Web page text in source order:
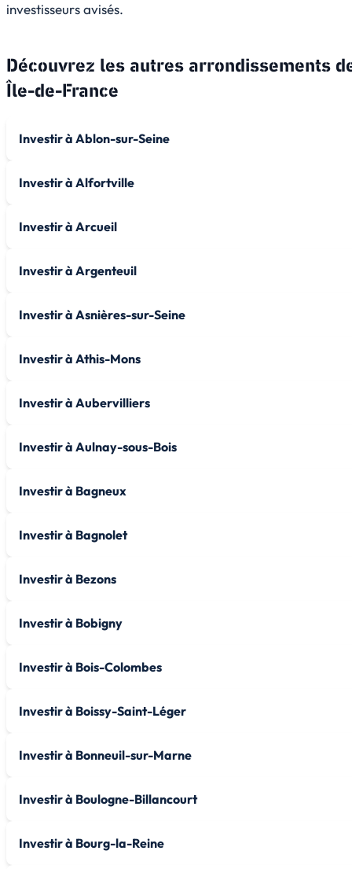
investisseurs avisés.
Découvrez les autres arrondissements
Île-de-France
Investir à Ablon-sur-Seine
Investir à Alfortville
Investir à Arcueil
Investir à Argenteuil
Investir à Asnières-sur-Seine
Investir à Athis-Mons
Investir à Aubervilliers
Investir à Aulnay-sous-Bois
Investir à Bagneux
Investir à Bagnolet
Investir à Bezons
Investir à Bobigny
Investir à Bois-Colombes
Investir à Boissy-Saint-Léger
Investir à Bonneuil-sur-Marne
Investir à Boulogne-Billancourt
Investir à Bourg-la-Reine